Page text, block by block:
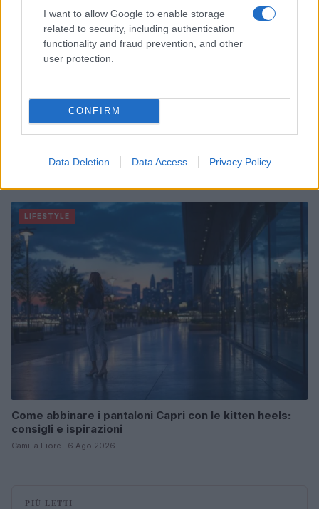
I want to allow Google to enable storage
related to security, including authentication
functionality and fraud prevention, and other
user protection.
CONFIRM
Data Deletion Data Access Privacy Policy
Esplorare il Giardino delle Meraviglie: piante
straordinarie e lezioni di vita
LIFESTYLE
Come abbinare i pantaloni Capri con le kitten heels:
consigli e ispirazioni
Camilla Fiore · 6 Ago 2026
PIÙ LETTI